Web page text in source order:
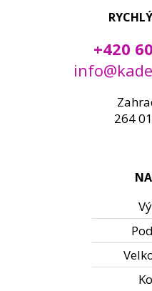
+420
264